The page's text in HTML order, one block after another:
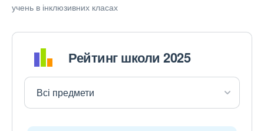
учень в інклюзивних класах
Рейтинг школи 2025